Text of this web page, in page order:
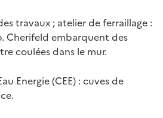
travaux ; atelier de ferraillage :
Cherifeld embarquent des
coulées dans le mur.
Energie (CEE) : cuves de